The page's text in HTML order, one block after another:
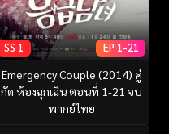
SS 1 EP 1-21
Emergency Couple (2014) คู่
กัด ห้องฉุกเฉิน ตอนที่ 1-21 จบ
พากย์ไทย